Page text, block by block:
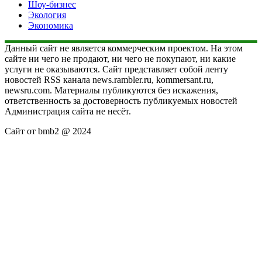
Шоу-бизнес
Экология
Экономика
Данный сайт не является коммерческим проектом. На этом
сайте ни чего не продают, ни чего не покупают, ни какие
услуги не оказываются. Сайт представляет собой ленту
новостей RSS канала news.rambler.ru, kommersant.ru,
newsru.com. Материалы публикуются без искажения,
ответственность за достоверность публикуемых новостей
Администрация сайта не несёт.
Сайт от bmb2 @ 2024